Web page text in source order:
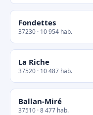
Fondettes
37230 · 10 954 hab.
La Riche
37520 · 10 487 hab.
Ballan-Miré
37510 · 8 477 hab.